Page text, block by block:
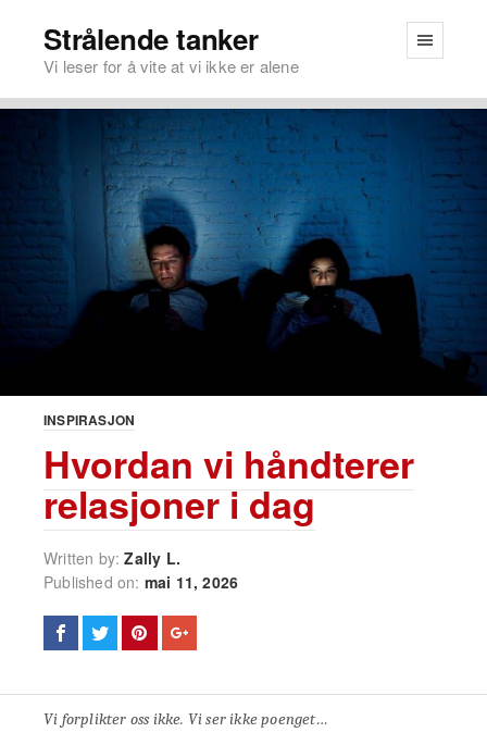
Strålende tanker
Vi leser for å vite at vi ikke er alene
INSPIRASJON
Hvordan vi håndterer
relasjoner i dag
Written by:Zally L.
Published on: mai 11, 2026
Vi forplikter oss ikke. Vi ser ikke poenget…